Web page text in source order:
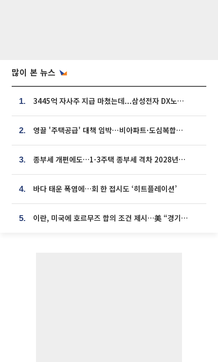
많이 본 뉴스
1. 3445억 자사주 지급 마쳤는데...삼성전자 DX노조, 뒤늦은 '떼쓰기 집회'
2. 영끌 '주택공급' 대책 임박⋯비아파트·도심복합까지 총동원
3. 종부세 개편에도…1·3주택 종부세 격차 2028년부터 확대
4. 바다 태운 폭염에…회 한 접시도 ‘히트플레이션’
5. 이란, 미국에 호르무즈 합의 조건 제시…美 “경기 아직 안 끝나” [종합]